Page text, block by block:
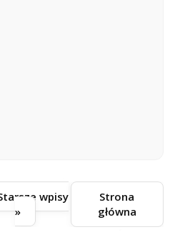
wpisy
»
Strona
główna